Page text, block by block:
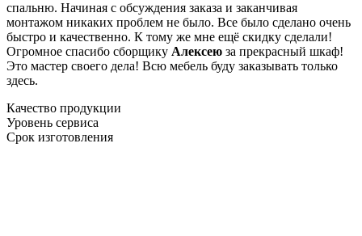
спальню. Начиная с обсуждения заказа и заканчивая
монтажом никаких проблем не было. Все было сделано очень
быстро и качественно. К тому же мне ещё скидку сделали!
Огромное спасибо сборщику Алексею за прекрасный шкаф!
Это мастер своего дела! Всю мебель буду заказывать только
здесь.
Качество продукции
Уровень сервиса
Срок изготовления